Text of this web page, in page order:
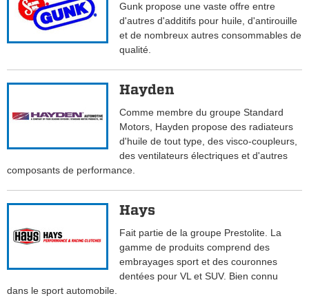
Gunk propose une vaste offre entre
d'autres d'additifs pour huile, d'antirouille
et de nombreux autres consommables de
qualité.
Hayden
Comme membre du groupe Standard
Motors, Hayden propose des radiateurs
d'huile de tout type, des visco-coupleurs,
des ventilateurs électriques et d'autres
composants de performance.
Hays
Fait partie de la groupe Prestolite. La
gamme de produits comprend des
embrayages sport et des couronnes
dentées pour VL et SUV. Bien connu
dans le sport automobile.